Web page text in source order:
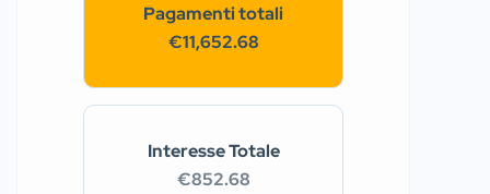
Interesse Totale
€852.68
Pagamenti totali
€11,652.68